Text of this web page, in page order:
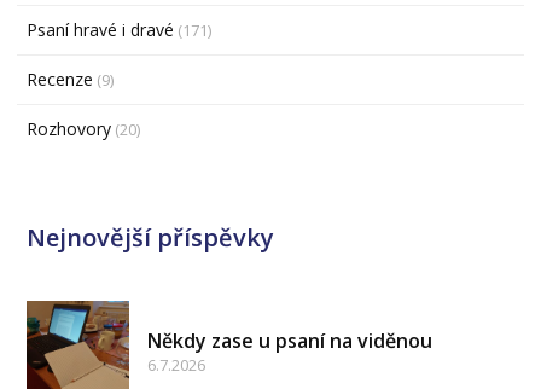
Psaní hravé i dravé (171)
Recenze (9)
Rozhovory (20)
Nejnovější příspěvky
Někdy zase u psaní na viděnou
6.7.2026